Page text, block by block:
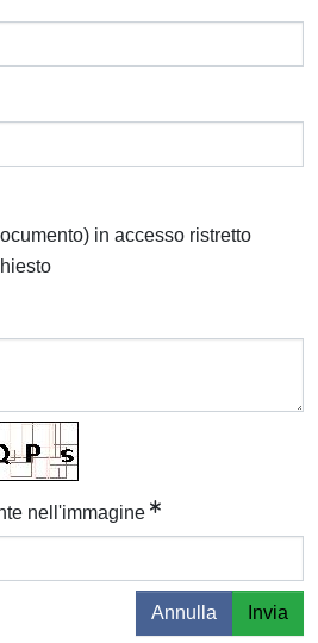
in accesso ristretto
nell'immagine
Annulla Invia